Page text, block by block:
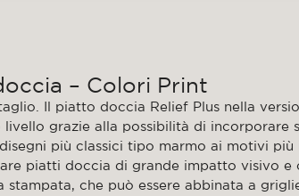
– Colori Print
Il piatto doccia Relief Plus nella
grazie alla possibilità di incorporare
più classici tipo marmo ai motivi più
piatti doccia di grande impatto visivo e
stampata, che può essere abbinata a